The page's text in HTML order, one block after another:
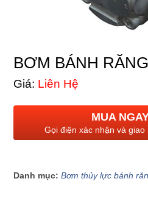
BƠM BÁNH
Giá: Liên Hệ
MUA
Gọi điện xác nhận và
Danh mục:Bơm thủy lực bánh